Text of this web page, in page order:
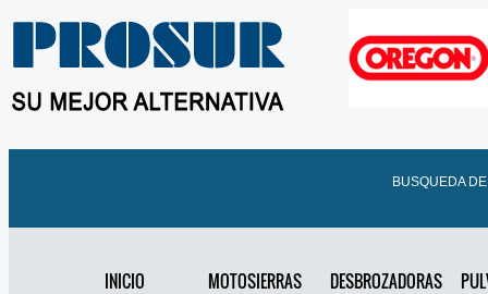
BUSQUEDA
INICIO MOTOSIERRAS DESBROZADORAS